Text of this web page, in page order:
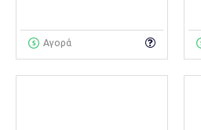
Αγορά